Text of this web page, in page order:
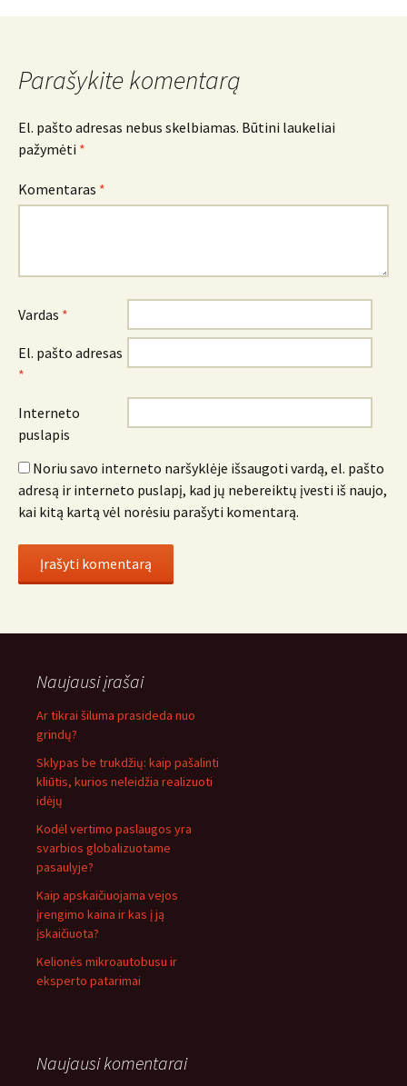
navigacija
Parašykite komentarą
El. pašto adresas nebus skelbiamas. Būtini laukeliai
pažymėti *
Komentaras *
Vardas *
El. pašto adresas
*
Interneto
puslapis
Noriu savo interneto naršyklėje išsaugoti vardą, el. pašto
adresą ir interneto puslapį, kad jų nebereiktų įvesti iš naujo,
kai kitą kartą vėl norėsiu parašyti komentarą.
Naujausi įrašai
Ar tikrai šiluma prasideda nuo
grindų?
Sklypas be trukdžių: kaip pašalinti
kliūtis, kurios neleidžia realizuoti
idėjų
Kodėl vertimo paslaugos yra
svarbios globalizuotame
pasaulyje?
Kaip apskaičiuojama vejos
įrengimo kaina ir kas į ją
įskaičiuota?
Kelionės mikroautobusu ir
eksperto patarimai
Naujausi komentarai